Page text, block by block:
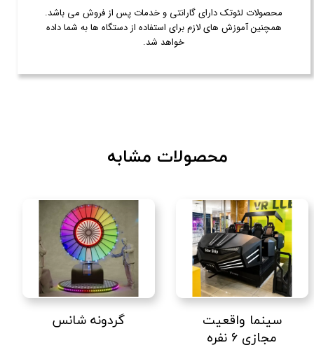
محصولات لئوتک دارای گارانتی و خدمات پس از فروش می باشد.
همچنین آموزش های لازم برای استفاده از دستگاه ها به شما داده
خواهد شد.
سینما واقعیت
مجازی ۶ نفره
گردونه شانس
محصولات مشابه